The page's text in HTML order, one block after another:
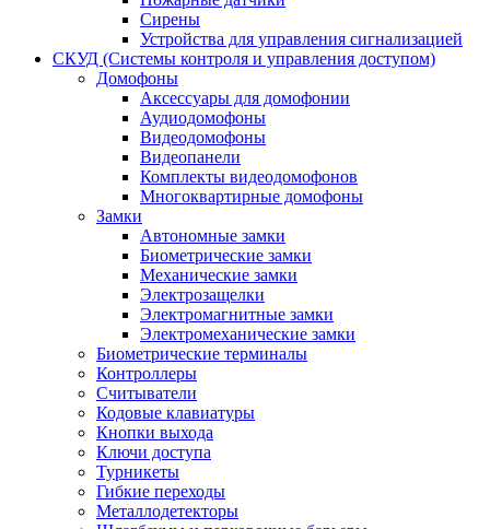
Сирены
Устройства для управления сигнализацией
СКУД (Системы контроля и управления доступом)
Домофоны
Аксессуары для домофонии
Аудиодомофоны
Видеодомофоны
Видеопанели
Комплекты видеодомофонов
Многоквартирные домофоны
Замки
Автономные замки
Биометрические замки
Механические замки
Электрозащелки
Электромагнитные замки
Электромеханические замки
Биометрические терминалы
Контроллеры
Считыватели
Кодовые клавиатуры
Кнопки выхода
Ключи доступа
Турникеты
Гибкие переходы
Металлодетекторы